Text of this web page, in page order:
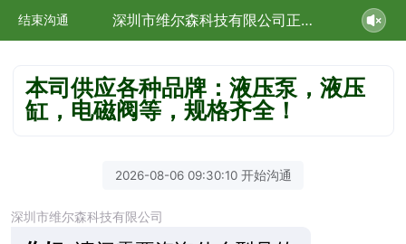
结束沟通 深圳市维尔森科技有限公司正在为您服务
本司供应各种品牌：液压泵，液压
缸，电磁阀等，规格齐全！
2026-08-06 09:30:10 开始沟通
深圳市维尔森科技有限公司